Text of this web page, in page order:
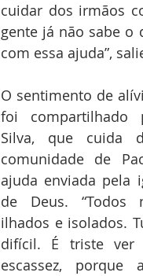
cuidar dos irmãos
gente já não sabe
com essa ajuda”,
O sentimento de
foi compartilhado
Silva, que cuida
comunidade de
ajuda enviada pela
de Deus. “Todos
ilhados e isolados.
difícil. É triste
escassez,